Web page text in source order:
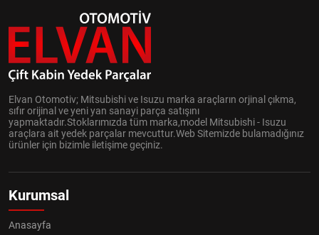
Elvan Otomotiv; Mitsubishi ve Isuzu marka araçların orjinal çıkma,
sıfır orijinal ve yeni yan sanayi parça satışını
yapmaktadır.Stoklarımızda tüm marka,model Mitsubishi - Isuzu
araçlara ait yedek parçalar mevcuttur.Web Sitemizde bulamadığınız
ürünler için bizimle iletişime geçiniz.
Kurumsal
Anasayfa